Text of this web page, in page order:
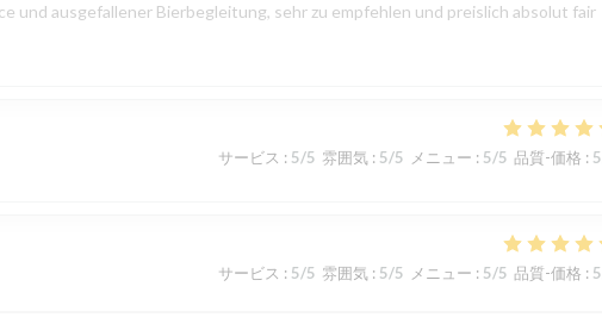
und ausgefallener Bierbegleitung, sehr zu empfehlen und preislich absolut fair
サービス : 5/5 雰囲気: 5/5 メニュー : 5/5 品質-価格 : 5
サービス : 5/5 雰囲気: 5/5 メニュー : 5/5 品質-価格 : 5